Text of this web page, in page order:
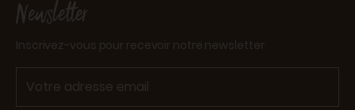
Newsletter
Inscrivez-vous pour recevoir notre newsletter